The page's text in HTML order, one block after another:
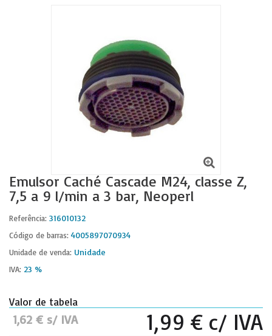
Emulsor Caché Cascade M24, classe Z,
7,5 a 9 l/min a 3 bar, Neoperl
Referência: 316010132
Código de barras: 4005897070934
Unidade de venda: Unidade
IVA: 23 %
Valor de tabela
1,62 € s/ IVA 1,99 € c/ IVA